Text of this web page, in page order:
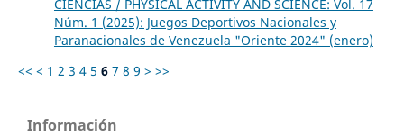
CIENCIAS / PHYSICAL ACTIVITY AND SCIENCE: Vol. 17
Núm. 1 (2025): Juegos Deportivos Nacionales y
Paranacionales de Venezuela "Oriente 2024" (enero)
<< < 1 2 3 4 5 6 7 8 9 > >>
Información